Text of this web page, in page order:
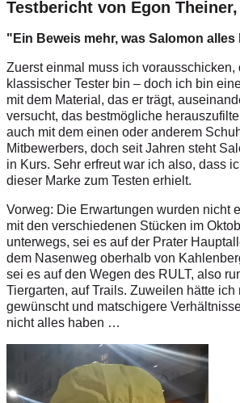
Testbericht von Egon
"Ein Beweis mehr, was Salomon alles
Zuerst einmal muss ich vorausschicken,
klassischer Tester bin – doch ich bin
mit dem Material, das er trägt,
versucht, das bestmögliche
auch mit dem einen oder anderem
Mitbewerbers, doch seit Jahren steht
in Kurs. Sehr erfreut war ich also, dass
dieser Marke zum Testen erhielt.
Vorweg: Die Erwartungen wurden nicht
mit den verschiedenen Stücken im
unterwegs, sei es auf der Prater
dem Nasenweg oberhalb von
sei es auf den Wegen des RULT, also
Tiergarten, auf Trails. Zuweilen hätte ich
gewünscht und matschigere
nicht alles haben …